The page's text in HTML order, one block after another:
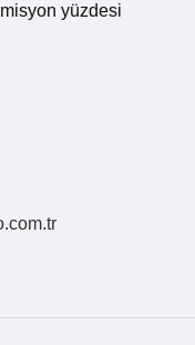
yüzdesi